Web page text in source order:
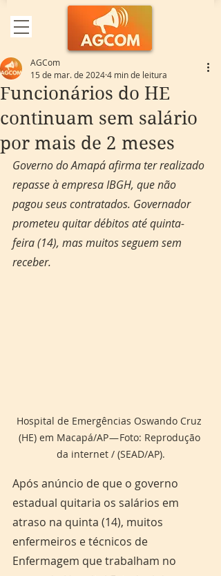
Funcionários do HE
continuam sem salário
por mais de 2 meses
AGCom
15 de mar. de 20244 min de leitura
Governo do Amapá afirma ter realizado
repasse à empresa IBGH, que não
pagou seus contratados. Governador
prometeu quitar débitos até quinta-
feira (14), mas muitos seguem sem
receber.
Hospital de Emergências Oswando Cruz
(HE) em Macapá/AP — Foto: Reprodução
da internet / (SEAD/AP).
Após anúncio de que o governo
estadual quitaria os salários em
atraso na quinta (14), muitos
enfermeiros e técnicos de
Enfermagem que trabalham no